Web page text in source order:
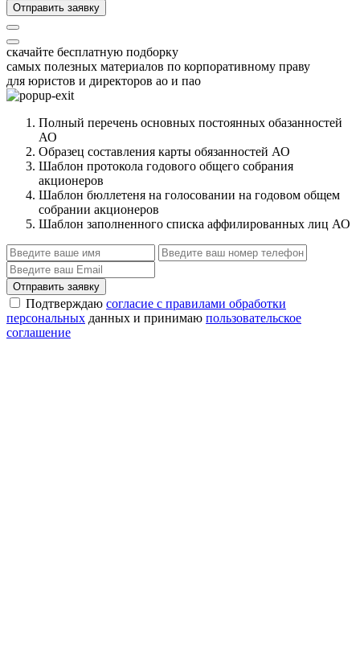
Отправить заявку
скачайте бесплатную подборку
самых полезных материалов по корпоративному праву
для юристов и директоров ао и пао
Полный перечень основных постоянных обазанностей
АО
Образец составления карты обязанностей АО
Шаблон протокола годового общего собрания
акционеров
Шаблон бюллетеня на голосовании на годовом общем
собрании акционеров
Шаблон заполненного списка аффилированных лиц АО
Отправить заявку
Подтверждаю согласие с правилами обработки
персональных данных и принимаю пользовательское
соглашение